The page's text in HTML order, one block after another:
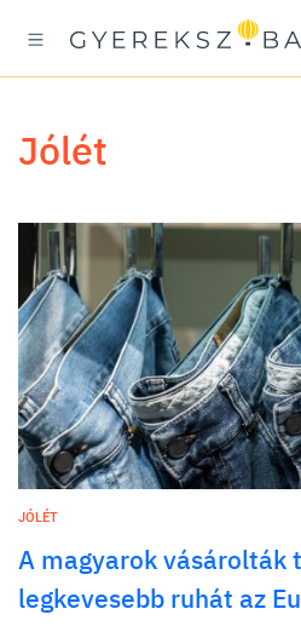
jólét
JÓLÉT
A magyarok vásárolták
legkevesebb ruhát az